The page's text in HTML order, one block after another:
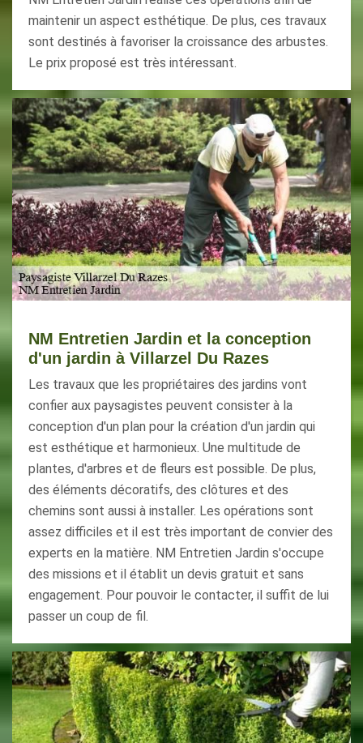
maintenir un aspect esthétique. De plus, ces travaux
sont destinés à favoriser la croissance des arbustes.
Le prix proposé est très intéressant.
NM Entretien Jardin et la conception
d'un jardin à Villarzel Du Razes
Les travaux que les propriétaires des jardins vont
confier aux paysagistes peuvent consister à la
conception d'un plan pour la création d'un jardin qui
est esthétique et harmonieux. Une multitude de
plantes, d'arbres et de fleurs est possible. De plus,
des éléments décoratifs, des clôtures et des
chemins sont aussi à installer. Les opérations sont
assez difficiles et il est très important de convier des
experts en la matière. NM Entretien Jardin s'occupe
des missions et il établit un devis gratuit et sans
engagement. Pour pouvoir le contacter, il suffit de lui
passer un coup de fil.